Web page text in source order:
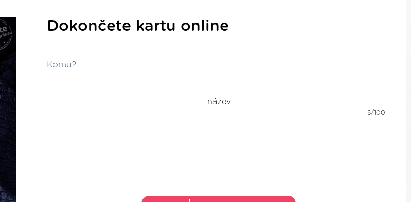
Dokončete kartu online
Komu?
5/100